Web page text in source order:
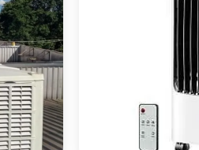
climatizadores
no mercado. Solicite
seu espaço,
FREQUENTES